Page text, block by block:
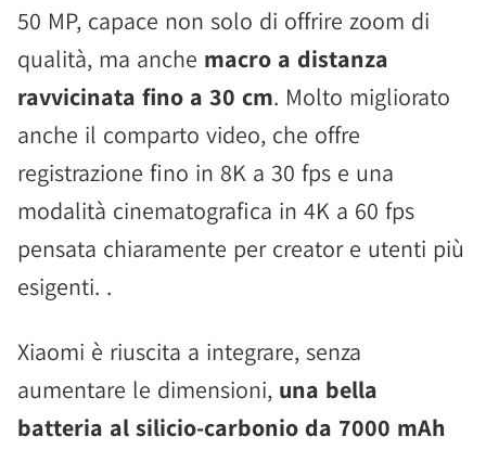
50 MP, capace non solo di offrire zoom di
qualità, ma anche macro a distanza
ravvicinata fino a 30 cm. Molto migliorato
anche il comparto video, che offre
registrazione fino in 8K a 30 fps e una
modalità cinematografica in 4K a 60 fps
pensata chiaramente per creator e utenti più
esigenti. .
Xiaomi è riuscita a integrare, senza
aumentare le dimensioni, una bella
batteria al silicio-carbonio da 7000 mAh